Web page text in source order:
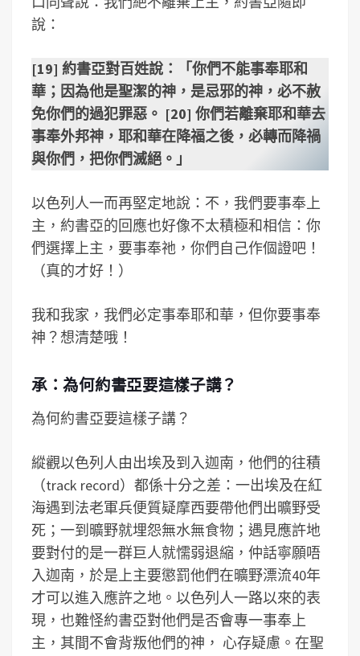
說：
[19] 約書亞對百姓說：「你們不能事奉耶和
華；因為他是聖潔的神，是忌邪的神，必不赦
免你們的過犯罪惡。 [20] 你們若離棄耶和華去
事奉外邦神，耶和華在降福之後，必轉而降禍
與你們，把你們滅絕。」
以色列人一而再堅定地說：不，我們要事奉上
主，約書亞的回應也好像不太積極和相信：你
們選擇上主，要事奉祂，你們自己作個證吧！
（真的才好！）
我和我家，我們必定事奉耶和華，但你要事奉
神？想清楚哦！
承：為何約書亞要這樣子講？
為何約書亞要這樣子講？
縱觀以色列人由出埃及到入迦南，他們的往積
（track record）都係十分之差：一出埃及在紅
海遇到法老軍兵便質疑摩西要帶他們出曠野受
死；一到曠野就埋怨無水無食物；遇見應許地
要對付的是一群巨人就懦弱退縮，仲話寧願唔
入迦南，於是上主要懲罰他們在曠野漂流40年
才可以進入應許之地。以色列人一路以來的表
現，也難怪約書亞對他們是否會專一事奉上
主，其間不會背叛他們的神， 心存疑慮。在聖